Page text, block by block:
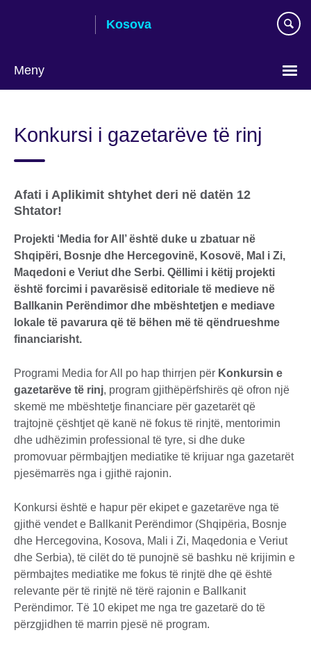
Kosova
Meny
language
Konkursi i gazetarëve të rinj
Afati i Aplikimit shtyhet deri në datën 12
Shtator!
Projekti ‘Media for All’ është duke u zbatuar në
Shqipëri, Bosnje dhe Hercegovinë, Kosovë, Mal i Zi,
Maqedoni e Veriut dhe Serbi. Qëllimi i këtij projekti
është forcimi i pavarësisë editoriale të medieve në
Ballkanin Perëndimor dhe mbështetjen e mediave
lokale të pavarura që të bëhen më të qëndrueshme
financiarisht.
Programi Media for All po hap thirrjen për Konkursin e
gazetarëve të rinj, program gjithëpërfshirës që ofron një
skemë me mbështetje financiare për gazetarët që
trajtojnë çështjet që kanë në fokus të rinjtë, mentorimin
dhe udhëzimin professional të tyre, si dhe duke
promovuar përmbajtjen mediatike të krijuar nga gazetarët
pjesëmarrës nga i gjithë rajonin.
Konkursi është e hapur për ekipet e gazetarëve nga të
gjithë vendet e Ballkanit Perëndimor (Shqipëria, Bosnje
dhe Hercegovina, Kosova, Mali i Zi, Maqedonia e Veriut
dhe Serbia), të cilët do të punojnë së bashku në krijimin e
përmbajtes mediatike me fokus të rinjtë dhe që është
relevante për të rinjtë në tërë rajonin e Ballkanit
Perëndimor. Të 10 ekipet me nga tre gazetarë do të
përzgjidhen të marrin pjesë në program.